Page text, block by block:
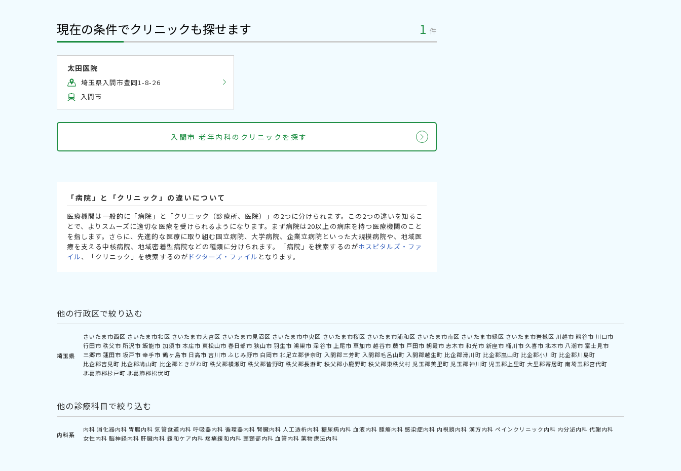
現在の条件でクリニックも探せます 1 件
太田医院
埼玉県入間市豊岡1-8-26
入間市
入間市 老年内科のクリニックを探す
「病院」と「クリニック」の違いについて
医療機関は一般的に「病院」と「クリニック（診療所、医院）」の2つに分けられます。この2つの違いを知るこ
とで、よりスムーズに適切な医療を受けられるようになります。まず病院は20以上の病床を持つ医療機関のこと
を指します。さらに、先進的な医療に取り組む国立病院、大学病院、企業立病院といった大規模病院や、地域医
療を支える中核病院、地域密着型病院などの種類に分けられます。「病院」を検索するのがホスピタルズ・ファ
イル、「クリニック」を検索するのが ドクターズ・ファイル となります。
他の行政区で絞り込む
埼玉県
さいたま市西区 さいたま市北区 さいたま市大宮区 さいたま市見沼区 さいたま市中央区 さいたま市桜区 さいたま市浦和区 さいたま市南区 さいたま市緑区 さいたま市岩槻区 川越市 熊谷市 川口市
行田市 秩父市 所沢市 飯能市 加須市 本庄市 東松山市 春日部市 狭山市 羽生市 鴻巣市 深谷市 上尾市 草加市 越谷市 蕨市 戸田市 朝霞市 志木市 和光市 新座市 桶川市 久喜市 北本市 八潮市 富士見市
三郷市 蓮田市 坂戸市 幸手市 鶴ヶ島市 日高市 吉川市 ふじみ野市 白岡市 北足立郡伊奈町 入間郡三芳町 入間郡毛呂山町 入間郡越生町 比企郡滑川町 比企郡嵐山町 比企郡小川町 比企郡川島町
比企郡吉見町 比企郡鳩山町 比企郡ときがわ町 秩父郡横瀬町 秩父郡皆野町 秩父郡長瀞町 秩父郡小鹿野町 秩父郡東秩父村 児玉郡美里町 児玉郡神川町 児玉郡上里町 大里郡寄居町 南埼玉郡宮代町
北葛飾郡杉戸町 北葛飾郡松伏町
他の診療科目で絞り込む
内科系
内科 消化器内科 胃腸内科 気管食道内科 呼吸器内科 循環器内科 腎臓内科 人工透析内科 糖尿病内科 血液内科 腫瘍内科 感染症内科 内視鏡内科 漢方内科 ペインクリニック内科 内分泌内科 代謝内科
女性内科 脳神経内科 肝臓内科 緩和ケア内科 疼痛緩和内科 頭頸部内科 血管内科 薬物療法内科